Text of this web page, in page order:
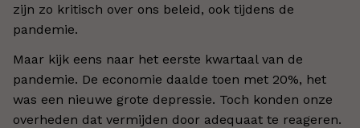
zijn zo kritisch over ons beleid, ook tijdens de
pandemie.
Maar kijk eens naar het eerste kwartaal van de
pandemie. De economie daalde toen met 20%, het
was een nieuwe grote depressie. Toch konden onze
overheden dat vermijden door adequaat te reageren.